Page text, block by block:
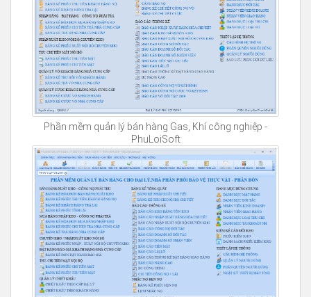
Phần mềm quản lý bán hàng Gas, Khí công nghiệp -
PhuLoiSoft